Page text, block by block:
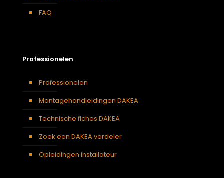
FAQ
Professionelen
Professionelen
Montagehandleidingen DAKEA
Technische fiches DAKEA
Zoek een DAKEA verdeler
Opleidingen installateur